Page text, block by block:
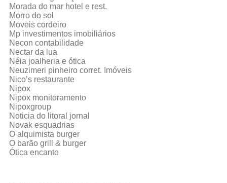
Morada do mar hotel e rest.
Morro do sol
Moveis cordeiro
Mp investimentos imobiliários
Necon contabilidade
Nectar da lua
Néia joalheria e ótica
Neuzimeri pinheiro corret. Imóveis
Nico’s restaurante
Nipox
Nipox monitoramento
Nipoxgroup
Noticia do litoral jornal
Novak esquadrias
O alquimista burger
O barão grill & burger
Ótica encanto